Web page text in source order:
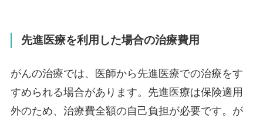
先進医療を利用した場合の治療費用
がんの治療では、医師から先進医療での治療をす
すめられる場合があります。先進医療は保険適用
外のため、治療費全額の自己負担が必要です。が